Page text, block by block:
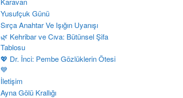
Yusufçuk Günü
Sırça Anahtar Ve Işığın Uyanışı
​🌿 Kehribar ve Cıva: Bütünsel Şifa
Tablosu
💖 Dr. İnci: Pembe Gözlüklerin Ötesi
💙
İletişim
Ayna Gölü Krallığı